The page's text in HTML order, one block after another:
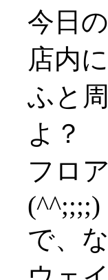
今日
店内
ふと
よ？
フロ
(^^;;;;)
で、